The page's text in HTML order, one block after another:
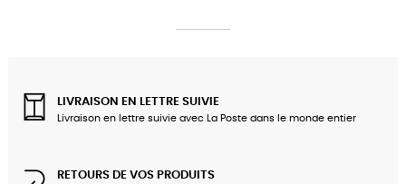
LIVRAISON EN LETTRE SUIVIE
Livraison en lettre suivie avec La Poste dans le monde entier
RETOURS DE VOS PRODUITS